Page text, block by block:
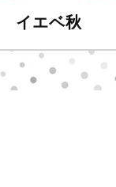
イエベ秋